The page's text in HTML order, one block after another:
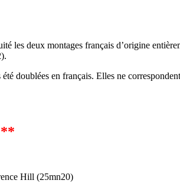
deux montages français d’origine
doublées en français. Elles ne
Hill (25mn20)